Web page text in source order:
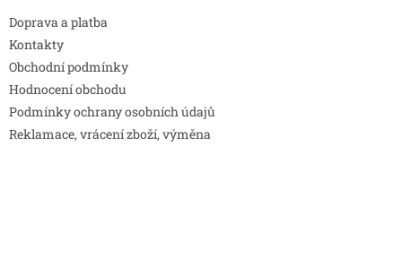
Doprava a platba
Kontakty
Obchodní podmínky
Hodnocení obchodu
Podmínky ochrany osobních údajů
Reklamace, vrácení zboží, výměna